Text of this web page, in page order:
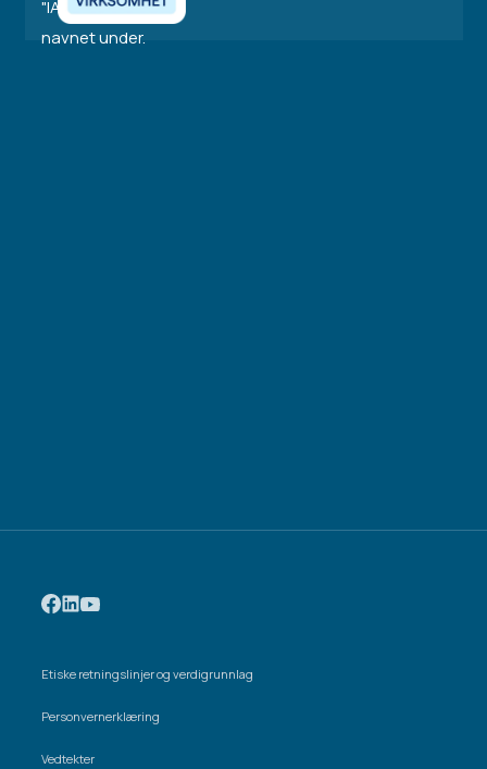
Etiske retningslinjer og verdigrunnlag
Personvernerklæring
Vedtekter